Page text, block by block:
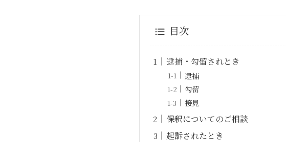
目次
逮捕・勾留されとき
逮捕
勾留
接見
保釈についてのご相談
起訴されたとき